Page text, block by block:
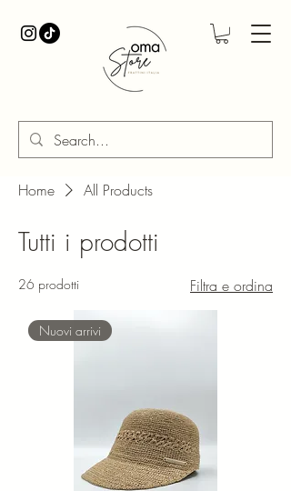
Home All Products
Tutti i prodotti
26 prodotti Filtra e ordina
Nuovi arrivi